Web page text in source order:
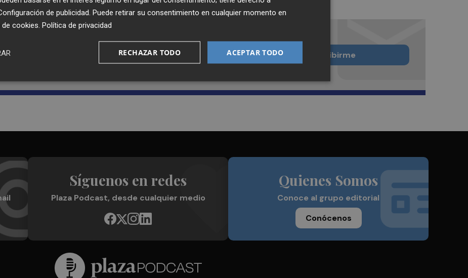
Recibe toda la actualidad de
Plaza Podcast en tu correo
Quiero suscribirme
Síguenos en redes
Plaza Podcast, desde cualquier medio
Quienes Somos
Conoce al grupo editorial
Conócenos
de publicidad . Puede retirar su consentimiento en cualquier momento en
cookies Política de privacidad
ACEPTAR TODO
RECHAZAR TODO